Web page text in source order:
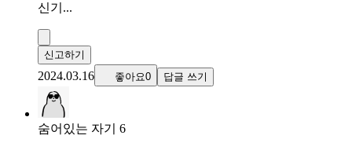
신기...
신고하기
2024.03.16 좋아요0 답글 쓰기
숨어있는 자기 6